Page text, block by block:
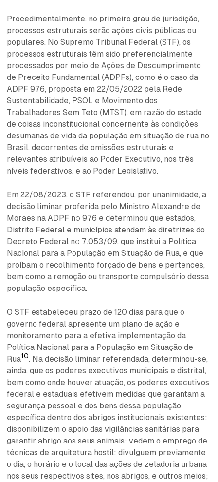
Procedimentalmente, no primeiro grau de jurisdição,
processos estruturais serão ações civis públicas ou
populares. No Supremo Tribunal Federal (STF), os
processos estruturais têm sido preferencialmente
processados por meio de Ações de Descumprimento
de Preceito Fundamental (ADPFs), como é o caso da
ADPF 976, proposta em 22/05/2022 pela Rede
Sustentabilidade, PSOL e Movimento dos
Trabalhadores Sem Teto (MTST), em razão do estado
de coisas inconstitucional concernente às condições
desumanas de vida da população em situação de rua no
Brasil, decorrentes de omissões estruturais e
relevantes atribuíveis ao Poder Executivo, nos três
níveis federativos, e ao Poder Legislativo.
Em 22/08/2023, o STF referendou, por unanimidade, a
decisão liminar proferida pelo Ministro Alexandre de
Moraes na ADPF nº 976 e determinou que estados,
Distrito Federal e municípios atendam às diretrizes do
Decreto Federal nº 7.053/09, que institui a Política
Nacional para a População em Situação de Rua, e que
proíbam o recolhimento forçado de bens e pertences,
bem como a remoção ou transporte compulsório dessa
população específica.
O STF estabeleceu prazo de 120 dias para que o
governo federal apresente um plano de ação e
monitoramento para a efetiva implementação da
Política Nacional para a População em Situação de
Rua10. Na decisão liminar referendada, determinou-se,
ainda, que os poderes executivos municipais e distrital,
bem como onde houver atuação, os poderes executivos
federal e estaduais efetivem medidas que garantam a
segurança pessoal e dos bens dessa população
específica dentro dos abrigos institucionais existentes;
disponibilizem o apoio das vigilâncias sanitárias para
garantir abrigo aos seus animais; vedem o emprego de
técnicas de arquitetura hostil; divulguem previamente
o dia, o horário e o local das ações de zeladoria urbana
nos seus respectivos sites, nos abrigos, e outros meios;